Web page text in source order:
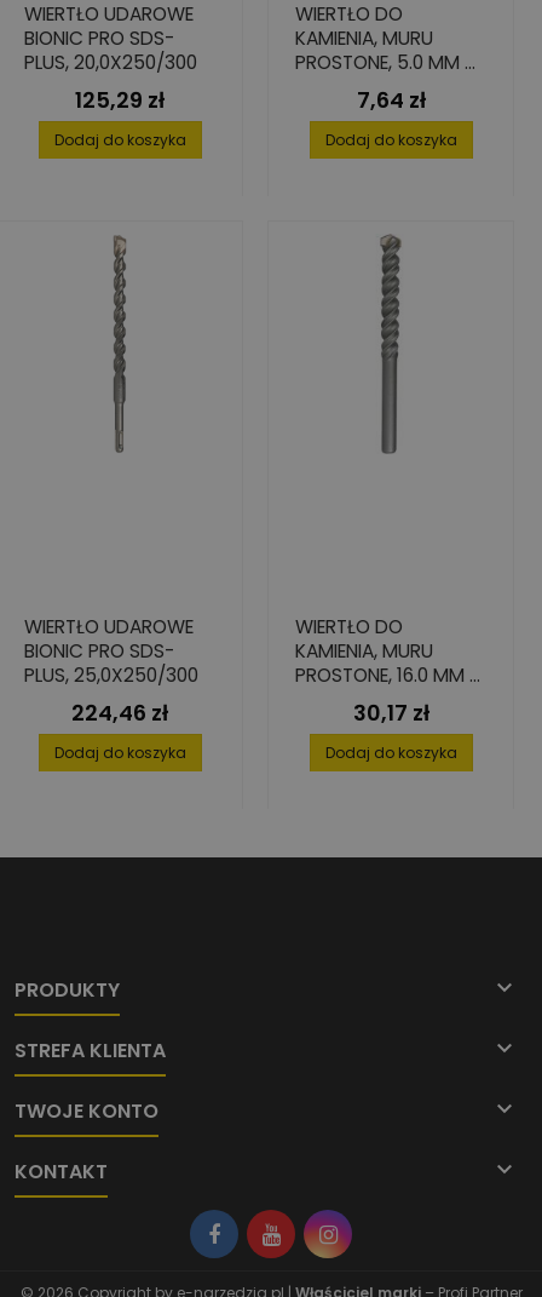
WIERTŁO UDAROWE
BIONIC PRO SDS-
PLUS, 20,0X250/300
Cena
125,29 zł
Dodaj do koszyka
WIERTŁO DO
KAMIENIA, MURU
PROSTONE, 5.0 MM X
85 MM X 150 MM
Cena
7,64 zł
Dodaj do koszyka
WIERTŁO UDAROWE
BIONIC PRO SDS-
PLUS, 25,0X250/300
Cena
224,46 zł
Dodaj do koszyka
WIERTŁO DO
KAMIENIA, MURU
PROSTONE, 16.0 MM X
150 MM X 200 MM
Cena
30,17 zł
Dodaj do koszyka
PRODUKTY 
STREFA KLIENTA 
TWOJE KONTO 
KONTAKT 
© 2026 Copyright by e-narzedzia.pl | Właściciel marki– Profi Partner